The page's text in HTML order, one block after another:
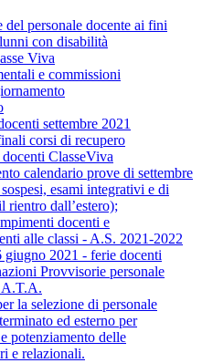
personale docente ai fini
con disabilità
Viva
e commissioni
settembre 2021
corsi di recupero
ClasseViva
calendario prove di settembre
esami integrativi e di
rientro dall’estero);
docenti e
alle classi - A.S. 2021-2022
2021 - ferie docenti
Provvisorie personale
A.T.A.
la selezione di personale
ed esterno per
potenziamento delle
e relazionali.